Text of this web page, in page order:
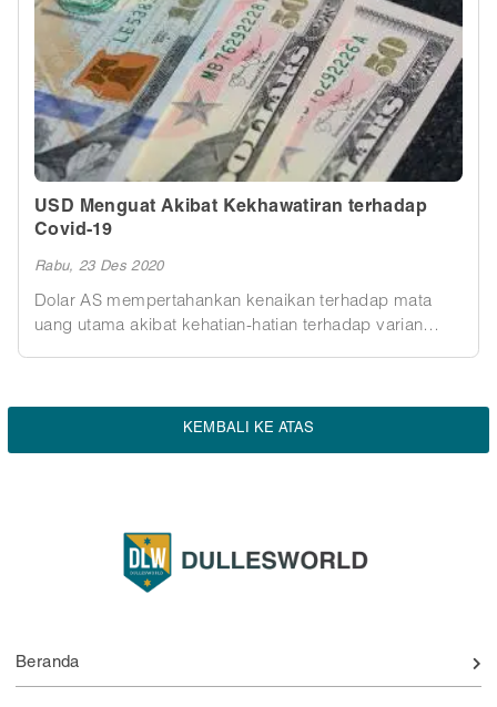
USD Menguat Akibat Kekhawatiran terhadap
Covid-19
Rabu, 23 Des 2020
Dolar AS mempertahankan kenaikan terhadap mata
uang utama akibat kehatian-hatian terhadap varian
KEMBALI KE ATAS
Beranda